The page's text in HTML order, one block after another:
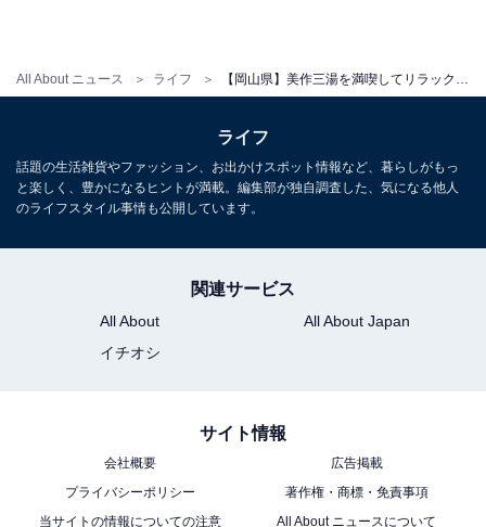
All About ニュース ライフ
鷺が足の傷を癒やしているのを見て発見したと伝わる湯
郷（ゆのごう）温泉は、「鷺の湯（さぎのゆ）」の別名
でも親しまれる歴史ある名湯です。
浴後はすべすべになると評判の「美人の湯」として、特
に女性から人気を集めています。冬でも雪が積もりにく
く、一年を通じて訪れやすいのも魅力です。
郷温泉てつどう模型館＆レトロおもちゃ館」や「現代玩
具博物館・オルゴール夢館」などユニークなスポットも
点在。
ライフ
話題の生活雑貨やファッション、お出かけスポット情報など、暮らしがもっ
と楽しく、豊かになるヒントが満載。編集部が独自調査した、気になる他人
のライフスタイル事情も公開しています。
関連サービス
All About
All About Japan
イチオシ
サイト情報
会社概要
広告掲載
プライバシーポリシー
著作権・商標・免責事項
当サイトの情報についての注意
All About ニュースについて